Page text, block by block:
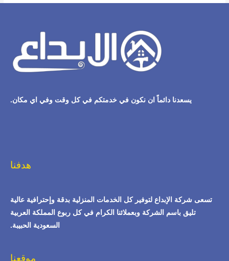
يسعدنا دائماً ان نكون في خدمتكم في كل وقت وفي اي مكان.
هدفنا
تسعى شركة الإبداع لتوفير كل الخدمات المنزلية بدقة وإحترافية عالية
تليق باسم الشركة وبعملائنا الكرام في كل ربوع المملكة العربية
السعودية الحبيبة.
موقعنا